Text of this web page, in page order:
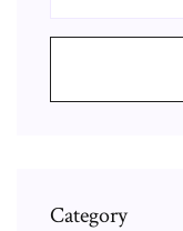
Category